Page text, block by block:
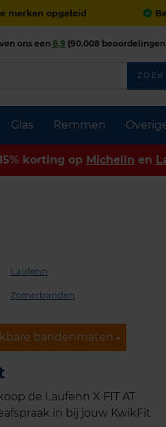
merken opgeleid
Glas Remmen
ons een 8,9 (90.008
ZOEK
korting op Michelin en
Laufenn
Zomerbanden
bandenmaten
bandenmaten
de Laufenn X FIT AT
in bij jouw KwikFit